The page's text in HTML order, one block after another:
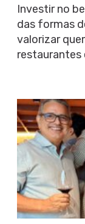
Investir no
das formas
valorizar